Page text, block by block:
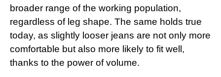
broader range ⁢of​ the working population,
regardless of leg shape. The same ​holds true
today, as slightly looser jeans are not only more
comfortable but⁢ also more⁢ likely to⁣ fit‍ well,
thanks to the power of volume.